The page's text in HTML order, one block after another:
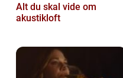
Alt du skal vide om
akustikloft